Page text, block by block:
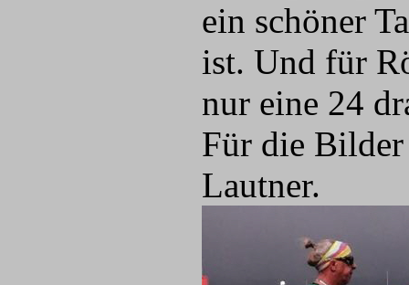
ein schöner
ist. Und für
nur eine 24
Für die Bilder
Lautner.